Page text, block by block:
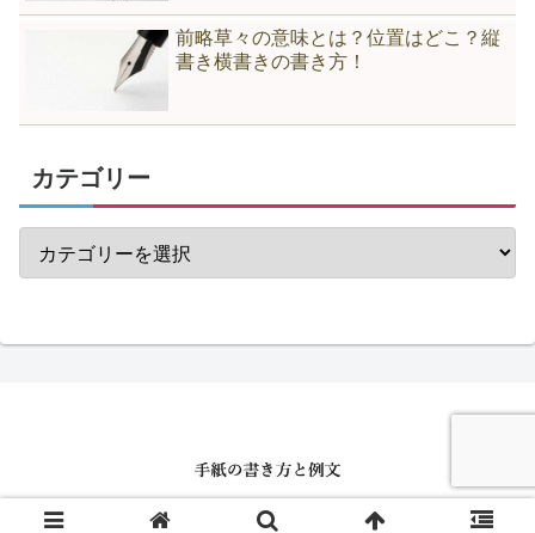
前略草々の意味とは？位置はどこ？縦
書き横書きの書き方！
カテゴリー
© 2020 手紙の書き方と例文.